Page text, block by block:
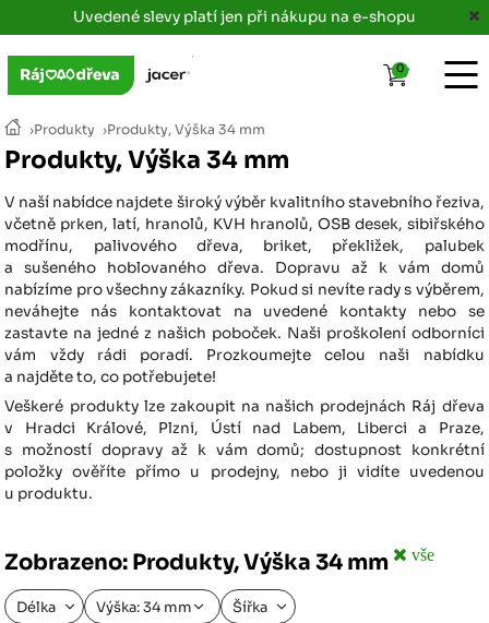
Uvedené slevy platí jen při nákupu na e-shopu
›Produkty ›Produkty, Výška 34 mm
Produkty, Výška 34 mm
V naší nabídce najdete široký výběr kvalitního stavebního řeziva,
včetně prken, latí, hranolů, KVH hranolů, OSB desek, sibiřského
modřínu, palivového dřeva, briket, překližek, palubek
a sušeného hoblovaného dřeva. Dopravu až k vám domů
nabízíme pro všechny zákazníky. Pokud si nevíte rady s výběrem,
neváhejte nás kontaktovat na uvedené kontakty nebo se
zastavte na jedné z našich poboček. Naši proškolení odborníci
vám vždy rádi poradí. Prozkoumejte celou naši nabídku
a najděte to, co potřebujete!
Veškeré produkty lze zakoupit na našich prodejnách Ráj dřeva
v Hradci Králové, Plzni, Ústí nad Labem, Liberci a Praze,
s možností dopravy až k vám domů; dostupnost konkrétní
položky ověříte přímo u prodejny, nebo ji vidíte uvedenou
u produktu.
Zobrazeno: Produkty, Výška 34 mm vše
Délka Výška: 34 mm Šířka
0